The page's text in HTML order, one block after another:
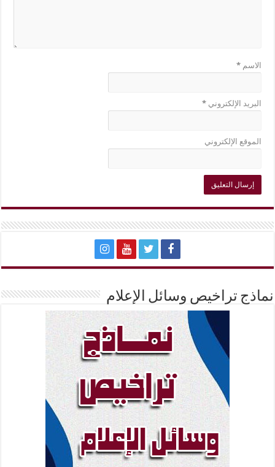
الاسم*
البريد الإلكتروني*
الموقع الإلكتروني
نماذج تراخيص وسائل الإعلام